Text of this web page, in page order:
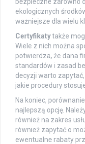
ekologicznych
ważniejsze dla wielu
Certyfikatytakże
Wiele z nich można
potwierdza, że dana
standardów i zasad
decyzji warto
jakie procedury
Na koniec,
najlepszą opcję.
również na zakres
również zapytać o
ewentualne rabaty